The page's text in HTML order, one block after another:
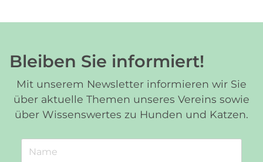
Bleiben Sie informiert!
Mit unserem Newsletter informieren wir Sie
über aktuelle Themen unseres Vereins sowie
über Wissenswertes zu Hunden und Katzen.